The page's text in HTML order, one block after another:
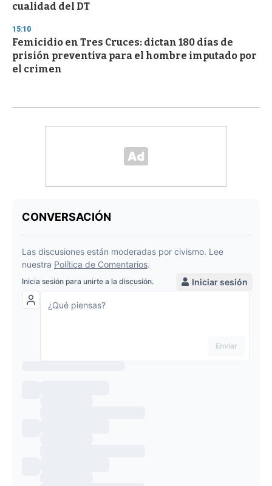
cualidad del DT
15:10
Femicidio en Tres Cruces: dictan 180 días de
prisión preventiva para el hombre imputado por
el crimen